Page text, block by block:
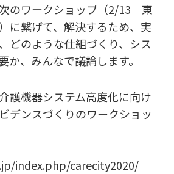
のワークショップ（2/13 東
に繋げて、解決するため、実
どのような仕組づくり、シス
か、みんなで議論します。
護機器システム高度化に向け
デンスづくりのワークショッ
index.php/carecity2020/